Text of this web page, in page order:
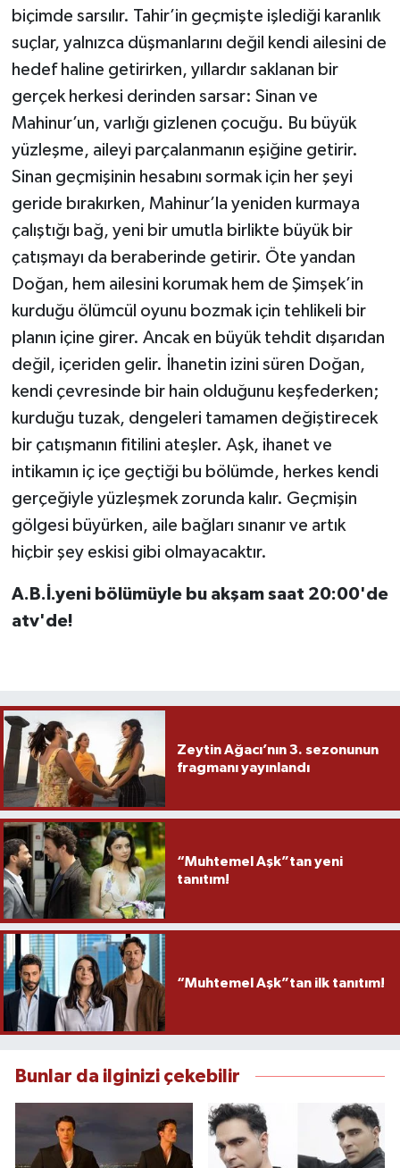
biçimde sarsılır. Tahir’in geçmişte işlediği karanlık
suçlar, yalnızca düşmanlarını değil kendi ailesini de
hedef haline getirirken, yıllardır saklanan bir
gerçek herkesi derinden sarsar: Sinan ve
Mahinur’un, varlığı gizlenen çocuğu. Bu büyük
yüzleşme, aileyi parçalanmanın eşiğine getirir.
Sinan geçmişinin hesabını sormak için her şeyi
geride bırakırken, Mahinur’la yeniden kurmaya
çalıştığı bağ, yeni bir umutla birlikte büyük bir
çatışmayı da beraberinde getirir. Öte yandan
Doğan, hem ailesini korumak hem de Şimşek’in
kurduğu ölümcül oyunu bozmak için tehlikeli bir
planın içine girer. Ancak en büyük tehdit dışarıdan
değil, içeriden gelir. İhanetin izini süren Doğan,
kendi çevresinde bir hain olduğunu keşfederken;
kurduğu tuzak, dengeleri tamamen değiştirecek
bir çatışmanın fitilini ateşler. Aşk, ihanet ve
intikamın iç içe geçtiği bu bölümde, herkes kendi
gerçeğiyle yüzleşmek zorunda kalır. Geçmişin
gölgesi büyürken, aile bağları sınanır ve artık
hiçbir şey eskisi gibi olmayacaktır.
A.B.İ.yeni bölümüyle bu akşam saat 20:00'de
atv'de!
Zeytin Ağacı’nın 3. sezonunun
fragmanı yayınlandı
“Muhtemel Aşk”tan yeni
tanıtım!
“Muhtemel Aşk”tan ilk tanıtım!
Bunlar da ilginizi çekebilir